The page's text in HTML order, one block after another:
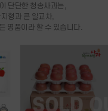
단단한 청송사과는,
형과 큰 일교차,
명품이라 할 수 있습니다.